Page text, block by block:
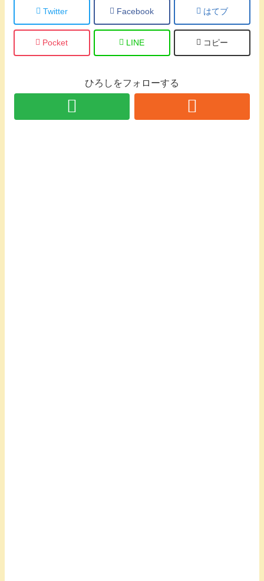
Twitter Facebook はてブ
Pocket LINE コピー
ひろしをフォローする